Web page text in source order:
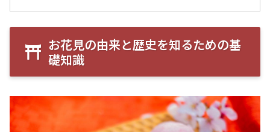
お花見の由来と歴史を知るための基
礎知識